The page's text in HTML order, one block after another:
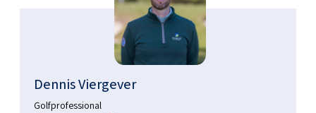
Dennis Viergever
Golfprofessional